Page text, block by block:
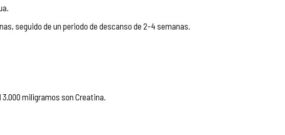
seguido de un periodo de descanso de 2-4 semanas.
miligramos son Creatina.